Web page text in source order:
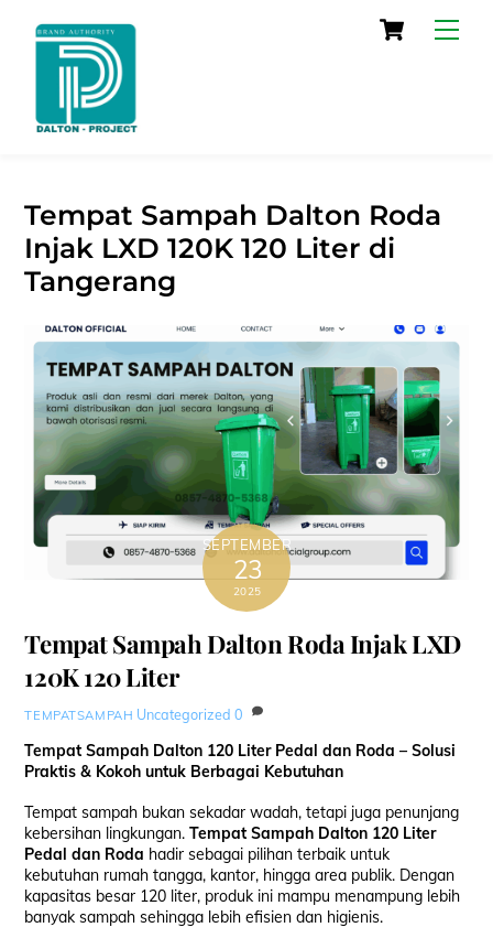
Cart
Tempat Sampah Dalton Roda
Injak LXD 120K 120 Liter di
Tangerang
SEPTEMBER
23
2025
Tempat Sampah Dalton Roda Injak LXD
120K 120 Liter
TEMPATSAMPAH Uncategorized 0
Tempat Sampah Dalton 120 Liter Pedal dan Roda – Solusi
Praktis & Kokoh untuk Berbagai Kebutuhan
Tempat sampah bukan sekadar wadah, tetapi juga penunjang
kebersihan lingkungan.Tempat Sampah Dalton 120 Liter
Pedal dan Roda hadir sebagai pilihan terbaik untuk
kebutuhan rumah tangga, kantor, hingga area publik. Dengan
kapasitas besar 120 liter, produk ini mampu menampung lebih
banyak sampah sehingga lebih efisien dan higienis.